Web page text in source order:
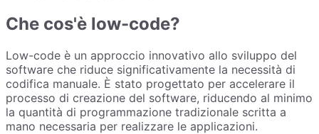
Che cos'è low-code?
Low-code è un approccio innovativo allo sviluppo del
software che riduce significativamente la necessità di
codifica manuale. È stato progettato per accelerare il
processo di creazione del software, riducendo al minimo
la quantità di programmazione tradizionale scritta a
mano necessaria per realizzare le applicazioni.